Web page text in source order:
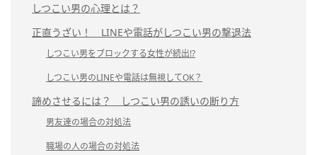
しつこい男の心理とは？
正直うざい！ LINEや電話がしつこい男の撃退法
しつこい男をブロックする女性が続出!?
しつこい男のLINEや電話は無視してOK？
諦めさせるには？ しつこい男の誘いの断り方
男友達の場合の対処法
職場の人の場合の対処法